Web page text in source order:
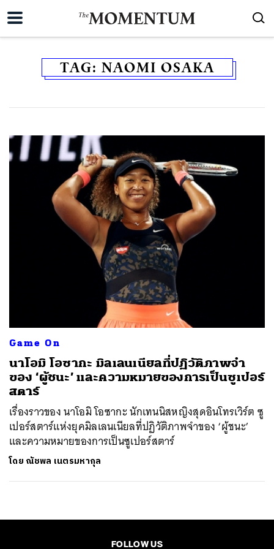
TAG: NAOMI OSAKA
Game On
นาโอมิ โอซากะ มิลเลนเนียลที่ปฏิวัติภาพจำ
ของ ‘ผู้ชนะ’ และความหมายของการเป็นซูเปอร์
สตาร์
เรื่องราวของ นาโอมิ โอซากะ นักเทนนิสหญิงสุดอินโทรเวิร์ต ซู
เปอร์สตาร์แห่งยุคมิลเลนเนียลที่ปฏิวัติภาพจำของ ‘ผู้ชนะ’
และความหมายของการเป็นซูเปอร์สตาร์
โดย ณัชพล เนตรมหากุล
FOLLOW US
TWEET LINE EMAIL